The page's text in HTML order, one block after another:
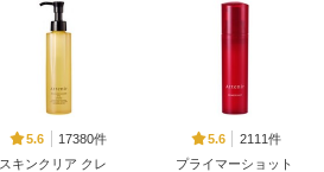
5.6
17380件
スキンクリア クレ
5.6
2111件
プライマーショット